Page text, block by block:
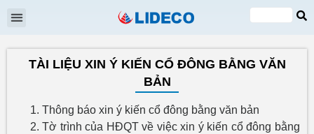
VI
EN
TÀI LIỆU XIN Ý KIẾN CỔ ĐÔNG BẰNG VĂN
BẢN
Thông báo xin ý kiến cổ đông bằng văn bản
Tờ trình của HĐQT về việc xin ý kiến cổ đông bằng